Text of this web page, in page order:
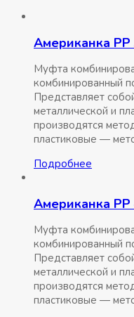
Американка РР
Муфта
комбинированный
Представляет
металлической и
производятся
пластиковые —
Подробнее
Американка РР
Муфта
комбинированный
Представляет
металлической и
производятся
пластиковые —